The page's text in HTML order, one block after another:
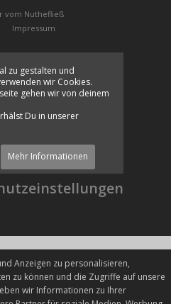
vom Nuthefließ
Impressum
zu gestalten und
wir Cookies.
gehen wir von deinem
Du in unserer
Mehr Informationen
Anzeigen zu personalisieren,
zu können und die Zugriffe auf unsere
wir Informationen zu Ihrer